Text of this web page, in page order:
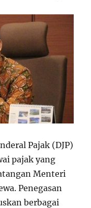
Pajak (DJP)
pajak yang
Menteri
Penegasan
berbagai